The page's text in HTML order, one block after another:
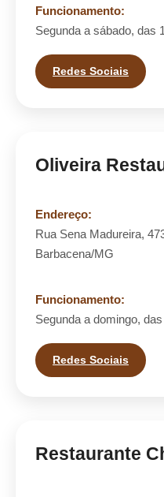
Funcionamento:
Segunda a sábado, das
Redes Sociais
Oliveira
Endereço:
Rua Sena Madureira,
Barbacena/MG
Funcionamento:
Segunda a domingo,
Redes Sociais
Restaurante